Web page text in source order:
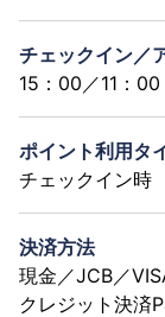
チェックイン／
15：00／11：00
ポイント利用タ
チェックイン時
決済方法
現金／JCB／
クレジット決済